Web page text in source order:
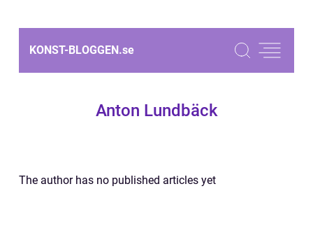
KONST-BLOGGEN.se
Anton Lundbäck
The author has no published articles yet